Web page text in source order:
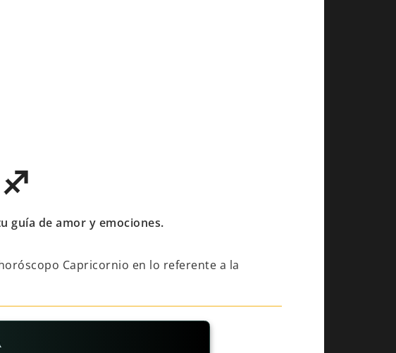
guía de amor y emociones.
Capricornio en lo referente a la